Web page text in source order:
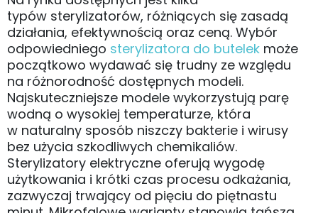
typów sterylizatorów, różniących się zasadą
działania, efektywnością oraz ceną. Wybór
odpowiedniego sterylizatora do butelek może
początkowo wydawać się trudny ze względu
na różnorodność dostępnych modeli.
Najskuteczniejsze modele wykorzystują parę
wodną o wysokiej temperaturze, która
w naturalny sposób niszczy bakterie i wirusy
bez użycia szkodliwych chemikaliów.
Sterylizatory elektryczne oferują wygodę
użytkowania i krótki czas procesu odkażania,
zazwyczaj trwający od pięciu do piętnastu